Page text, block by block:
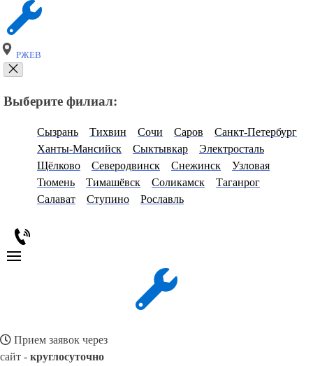
РЖЕВ
Выберите филиал:
Сызрань Тихвин Сочи Саров
Санкт-Петербург
Ханты-Мансийск
Сыктывкар
Электросталь
Щёлково
Северодвинск Снежинск
Узловая
Тюмень
Тимашёвск Соликамск
Таганрог
Салават
Ступино Рославль
Прием заявок через
сайт - круглосуточно